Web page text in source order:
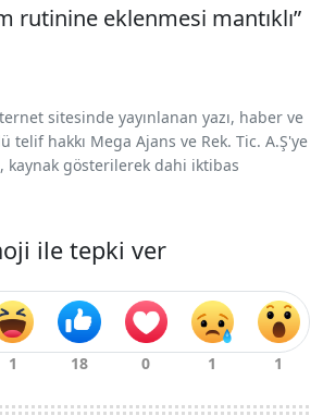
rutinine eklenmesi mantıklı”
sitesinde yayınlanan yazı, haber ve
hakkı Mega Ajans ve Rek. Tic. A.Ş'ye
kaynak gösterilerek dahi iktibas
ile tepki ver